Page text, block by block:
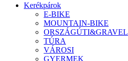
Kerékpárok
E-BIKE
MOUNTAIN-BIKE
ORSZÁGÚTI&GRAVEL
TÚRA
VÁROSI
GYERMEK